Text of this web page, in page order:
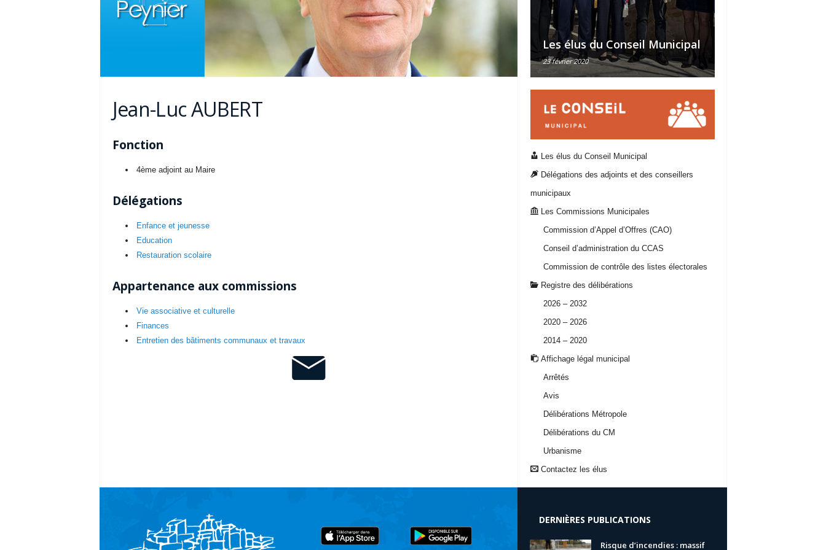
Jean-Luc AUBERT
Fonction
4ème adjoint au Maire
Délégations
Enfance et jeunesse
Education
Restauration scolaire
Appartenance aux commissions
Vie associative et culturelle
Finances
Entretien des bâtiments communaux et travaux
Les élus du Conseil Municipal
23 février 2020
Les élus du Conseil Municipal
Délégations des adjoints et des conseillers
municipaux
Les Commissions Municipales
Commission d’Appel d’Offres (CAO)
Conseil d’administration du CCAS
Commission de contrôle des listes électorales
Registre des délibérations
2026 – 2032
2020 – 2026
2014 – 2020
Affichage légal municipal
Arrêtés
Avis
Délibérations Métropole
Délibérations du CM
Urbanisme
Contactez les élus
DERNIÈRES PUBLICATIONS
Risque d’incendies : massif